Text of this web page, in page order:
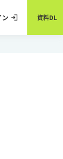
ン 資料DL